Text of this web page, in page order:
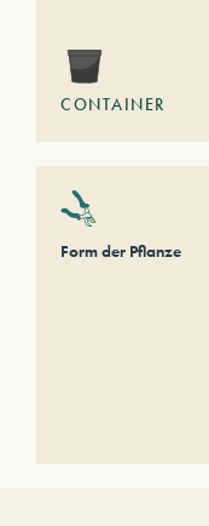
CONTAINER
Form der Pflanze